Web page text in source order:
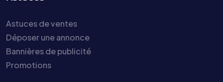
Astuces de ventes
Déposer une annonce
Bannières de publicité
Promotions